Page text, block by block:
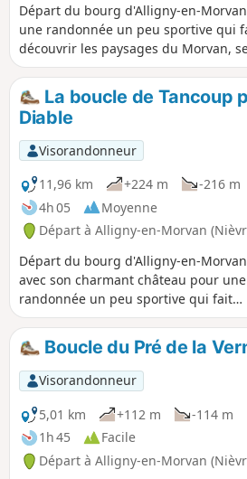
Départ du bourg d'Alligny-en-
une randonnée un peu sportive qui
découvrir les paysages du Morvan,
vestiges, ses croix, son joli petit
productions de sapins de Noël et
points de vues .
La boucle de Tancoup
Diable
Visorandonneur
11,96 km
+224 m
-216 m
4h 05
Moyenne
Départ à Alligny-en-Morvan
Départ du bourg d'Alligny-en-Morvan
avec son charmant château pour une
randonnée un peu sportive qui fait
découvrir les paysages du Morvan
les sapins, les forêts et les petits
ruisseaux.
Boucle du Pré de la
Visorandonneur
5,01 km
+112 m
-114 m
1h 45
Facile
Départ à Alligny-en-Morvan